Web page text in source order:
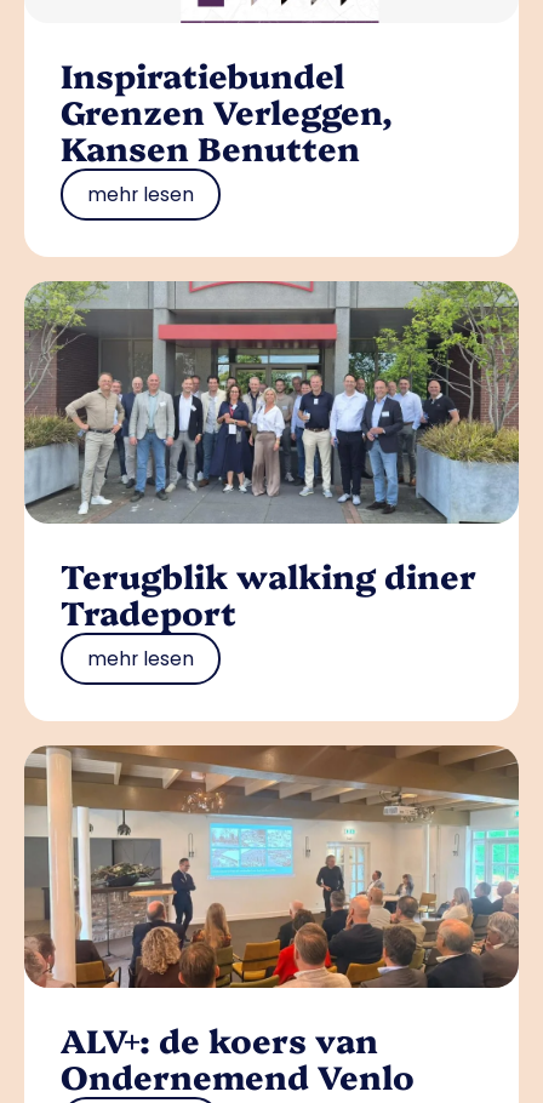
Inspiratiebundel
Grenzen Verleggen,
Kansen Benutten
mehr lesen
Terugblik walking diner
Tradeport
mehr lesen
ALV+: de koers van
Ondernemend Venlo